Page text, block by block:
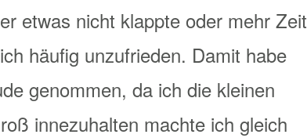
etwas nicht klappte oder mehr Zeit
häufig unzufrieden. Damit habe
genommen, da ich die kleinen
innezuhalten machte ich gleich